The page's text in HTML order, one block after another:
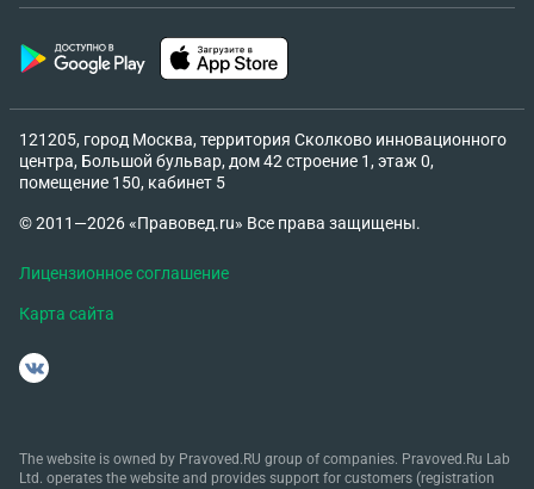
121205, город Москва, территория Сколково инновационного
центра, Большой бульвар, дом 42 строение 1, этаж 0,
помещение 150, кабинет 5
© 2011—2026 «Правовед.ru» Все права защищены.
Лицензионное соглашение
Карта сайта
The website is owned by Pravoved.RU group of companies. Pravoved.Ru Lab
Ltd. operates the website and provides support for customers (registration